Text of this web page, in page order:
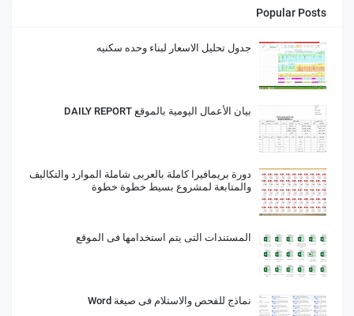
Popular Posts
جدول تحليل الاسعار لبناء وحده سكنيه
بيان الأعمال اليومية بالموقع DAILY REPORT
دورة بريمافيرا كاملة بالعربى شاملة الموارد والتكاليف
والمتابعة لمشروع بسيط خطوة خطوة
المستندات التى يتم استخدامها فى الموقع
نماذج للفحص والاستلام فى صيغة Word